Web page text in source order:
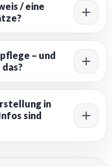
/ eine
– und
in
sind